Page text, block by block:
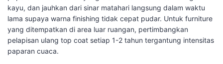
kayu, dan jauhkan dari sinar matahari langsung dalam waktu
lama supaya warna finishing tidak cepat pudar. Untuk furniture
yang ditempatkan di area luar ruangan, pertimbangkan
pelapisan ulang top coat setiap 1-2 tahun tergantung intensitas
paparan cuaca.